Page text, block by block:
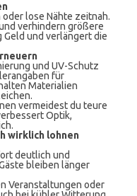
lose Nähte zeitnah.
verhindern größere
Geld und verlängert die
und UV-Schutz
für
Materialien
vermeidest du teure
Optik,
wirklich lohnen
deutlich und
bleiben länger
Veranstaltungen oder